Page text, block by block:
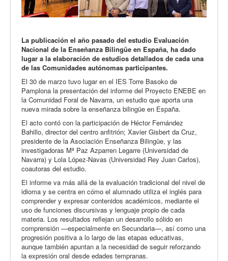
La publicación el año pasado del estudio Evaluación
Nacional de la Enseñanza Bilingüe en España, ha dado
lugar a la elaboración de estudios detallados de cada una
de las Comunidades autónomas participantes.
El 30 de marzo tuvo lugar en el IES Torre Basoko de
Pamplona la presentación del informe del Proyecto ENEBE en
la Comunidad Foral de Navarra, un estudio que aporta una
nueva mirada sobre la enseñanza bilingüe en España.
El acto contó con la participación de Héctor Fernández
Bahillo, director del centro anfitrión; Xavier Gisbert da Cruz,
presidente de la Asociación Enseñanza Bilingüe, y las
investigadoras Mª Paz Azparren Legarre (Universidad de
Navarra) y Lola López-Navas (Universidad Rey Juan Carlos),
coautoras del estudio.
El informe va más allá de la evaluación tradicional del nivel de
idioma y se centra en cómo el alumnado utiliza el inglés para
comprender y expresar contenidos académicos, mediante el
uso de funciones discursivas y lenguaje propio de cada
materia. Los resultados reflejan un desarrollo sólido en
comprensión —especialmente en Secundaria—, así como una
progresión positiva a lo largo de las etapas educativas,
aunque también apuntan a la necesidad de seguir reforzando
la expresión oral desde edades tempranas.